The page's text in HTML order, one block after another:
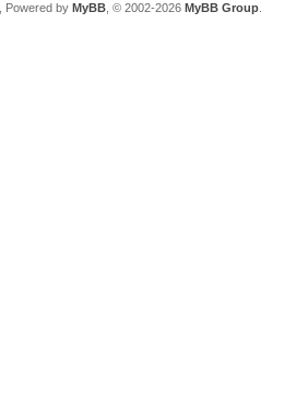
, Powered by MyBB , © 2002-2026 MyBB Group